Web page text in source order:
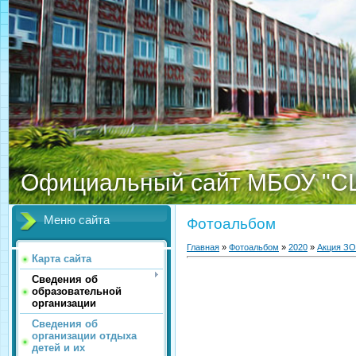
Официальный сайт МБОУ
Меню сайта
Карта сайта
Сведения об
образовательной
организации
Сведения об
организации отдыха
детей и их
Фотоальбом
Главная » Фотоальбом » 2020 » Акция